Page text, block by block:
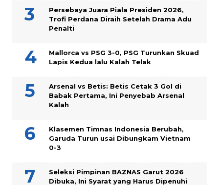
Persebaya Juara Piala Presiden 2026,
Trofi Perdana Diraih Setelah Drama Adu
Penalti
Mallorca vs PSG 3-0, PSG Turunkan Skuad
Lapis Kedua lalu Kalah Telak
Arsenal vs Betis: Betis Cetak 3 Gol di
Babak Pertama, Ini Penyebab Arsenal
Kalah
Klasemen Timnas Indonesia Berubah,
Garuda Turun usai Dibungkam Vietnam
0-3
Seleksi Pimpinan BAZNAS Garut 2026
Dibuka, Ini Syarat yang Harus Dipenuhi